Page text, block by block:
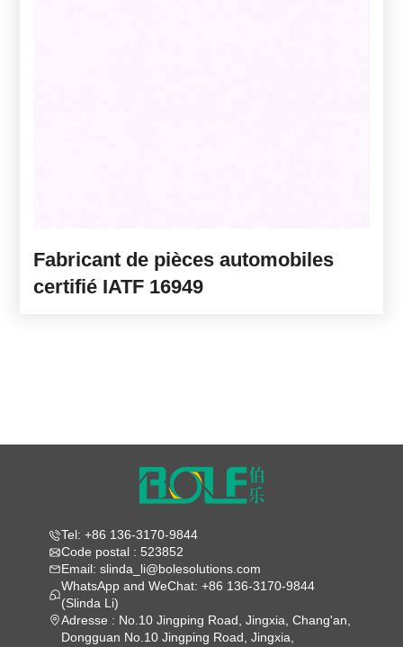
Fabricant de pièces automobiles
certifié IATF 16949
Tel: +86 136-3170-9844
Code postal : 523852
Email: slinda_li@bolesolutions.com
WhatsApp and WeChat: +86 136-3170-9844
(Slinda Li)
Adresse : No.10 Jingping Road, Jingxia, Chang'an,
Dongguan No.10 Jingping Road, Jingxia,